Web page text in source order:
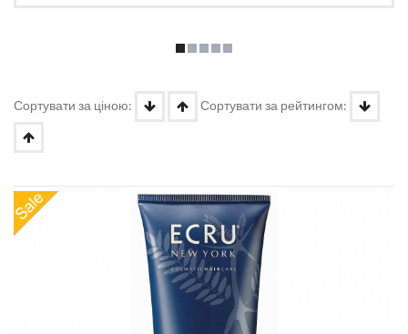
Сортувати за ціною: Сортувати за рейтингом: